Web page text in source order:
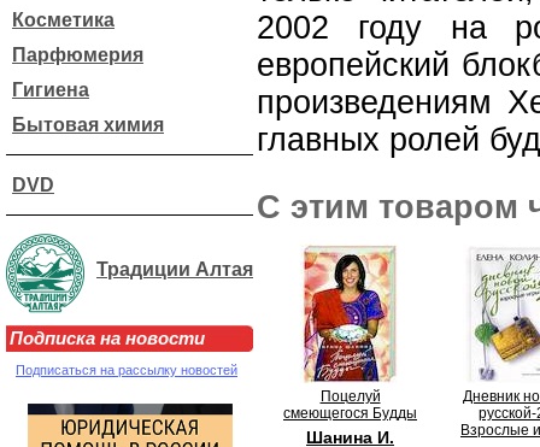
Косметика
Парфюмерия
Гигиена
Бытовая химия
DVD
Традиции Алтая
Подписка на новости
Подписаться на рассылку новостей
2002 году на
европейский
произведениям
главных ролей
С этим товаром
Поцелуй
смеющегося Будды
Шанина И.
Дневник
русской-
Взрослые